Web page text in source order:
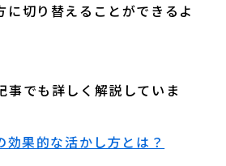
に切り替えることができるよ
事でも詳しく解説していま
果的な活かし方とは？